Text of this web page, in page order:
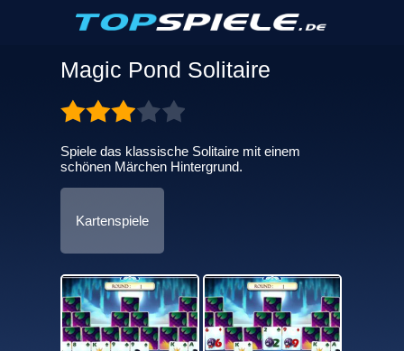
Magic Pond Solitaire
Spiele das klassische Solitaire mit einem
schönen Märchen Hintergrund.
Kartenspiele